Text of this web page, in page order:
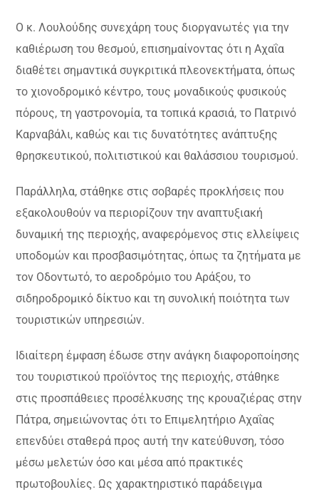
Ο κ. Λουλούδης συνεχάρη τους διοργανωτές για την
καθιέρωση του θεσμού, επισημαίνοντας ότι η Αχαΐα
διαθέτει σημαντικά συγκριτικά πλεονεκτήματα, όπως
το χιονοδρομικό κέντρο, τους μοναδικούς φυσικούς
πόρους, τη γαστρονομία, τα τοπικά κρασιά, το Πατρινό
Καρναβάλι, καθώς και τις δυνατότητες ανάπτυξης
θρησκευτικού, πολιτιστικού και θαλάσσιου τουρισμού.
Παράλληλα, στάθηκε στις σοβαρές προκλήσεις που
εξακολουθούν να περιορίζουν την αναπτυξιακή
δυναμική της περιοχής, αναφερόμενος στις ελλείψεις
υποδομών και προσβασιμότητας, όπως τα ζητήματα με
τον Οδοντωτό, το αεροδρόμιο του Αράξου, το
σιδηροδρομικό δίκτυο και τη συνολική ποιότητα των
τουριστικών υπηρεσιών.
Ιδιαίτερη έμφαση έδωσε στην ανάγκη διαφοροποίησης
του τουριστικού προϊόντος της περιοχής, στάθηκε
στις προσπάθειες προσέλκυσης της κρουαζιέρας στην
Πάτρα, σημειώνοντας ότι το Επιμελητήριο Αχαΐας
επενδύει σταθερά προς αυτή την κατεύθυνση, τόσο
μέσω μελετών όσο και μέσα από πρακτικές
πρωτοβουλίες. Ως χαρακτηριστικό παράδειγμα